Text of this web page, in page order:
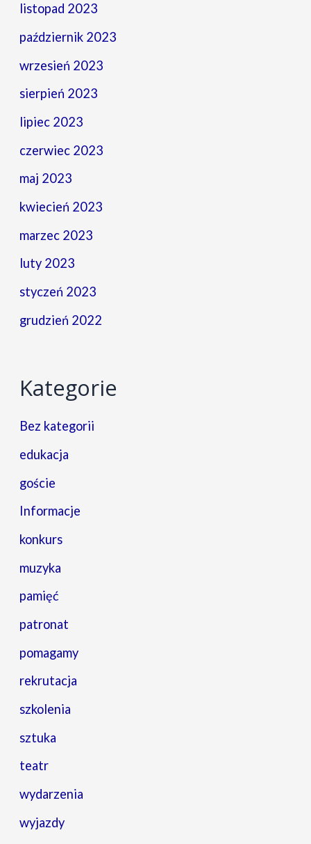
listopad 2023
październik 2023
wrzesień 2023
sierpień 2023
lipiec 2023
czerwiec 2023
maj 2023
kwiecień 2023
marzec 2023
luty 2023
styczeń 2023
grudzień 2022
Kategorie
Bez kategorii
edukacja
goście
Informacje
konkurs
muzyka
pamięć
patronat
pomagamy
rekrutacja
szkolenia
sztuka
teatr
wydarzenia
wyjazdy